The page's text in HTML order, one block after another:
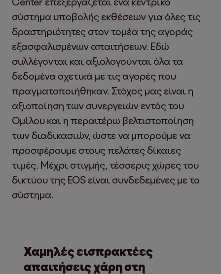
σύστημα υποβολής εκθέσεων για όλες τις
δραστηριότητες στον τομέα της αγοράς
εξασφαλισμένων απαιτήσεων. Εδώ
συλλέγονται και αξιολογούνται όλα τα
δεδομένα σχετικά με τις αγορές που
πραγματοποιήθηκαν. Στόχος μας είναι η
αξιοποίηση των συνεργειών εντός του
Ομίλου και η περαιτέρω βελτιστοποίηση
των διαδικασιών, ώστε να μπορούμε να
προσφέρουμε στους πελάτες δίκαιες
τιμές. Μέχρι στιγμής, τέσσερις χώρες του
δικτύου της EOS είναι συνδεδεμένες με το
σύστημα.
Χαμηλές εισπρακτέες
απαιτήσεις χάρη στη